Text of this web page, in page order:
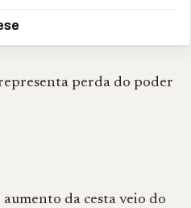
representa perda do poder
da cesta veio do